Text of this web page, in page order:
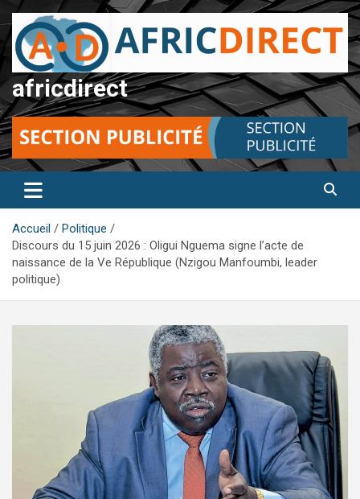
Aller
au
contenu
africdirect
Accueil
Politique
Discours du 15 juin 2026 : Oligui Nguema signe l’acte de
naissance de la Ve République (Nzigou Manfoumbi, leader
politique)